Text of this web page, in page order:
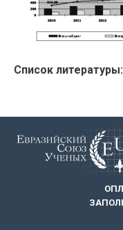
Список литературы: